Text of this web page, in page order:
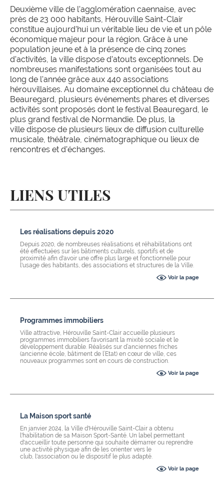
Deuxième ville de l’agglomération caennaise, avec
près de 23 000 habitants, Hérouville Saint-Clair
constitue aujourd’hui un véritable lieu de vie et un pôle
économique majeur pour la région. Grâce à une
population jeune et à la présence de cinq zones
d’activités, la ville dispose d’atouts exceptionnels. De
nombreuses manifestations sont organisées tout au
long de l'année grâce aux 440 associations
hérouvillaises. Au domaine exceptionnel du château de
Beauregard, plusieurs événements phares et diverses
activités sont proposés dont le festival Beauregard, le
plus grand festival de Normandie. De plus, la
ville dispose de plusieurs lieux de diffusion culturelle
musicale, théâtrale, cinématographique ou lieux de
rencontres et d’échanges.
LIENS UTILES
Les réalisations depuis 2020
Depuis 2020, de nombreuses réalisations et réhabilitations ont
été effectuées sur les bâtiments culturels, sportifs et de
proximité afin d'avoir une offre plus large et fonctionnelle pour
l'usage des habitants, des associations et structures de la Ville.
Voir la page
Programmes immobiliers
Ville attractive, Hérouville Saint-Clair accueille plusieurs
programmes immobiliers favorisant la mixité sociale et le
développement durable. Réalisés sur d’anciennes friches
(ancienne école, bâtiment de l’Etat) en cœur de ville, ces
nouveaux programmes sont en cours de construction.
Voir la page
La Maison sport santé
En janvier 2024, la Ville d'Hérouville Saint-Clair a obtenu
l'habilitation de sa Maison Sport-Santé. Un label permettant
d'accueillir toute personne qui souhaite démarrer ou reprendre
une activité physique afin de les orienter vers le
club, l'association ou le dispositif le plus adapté.
Voir la page